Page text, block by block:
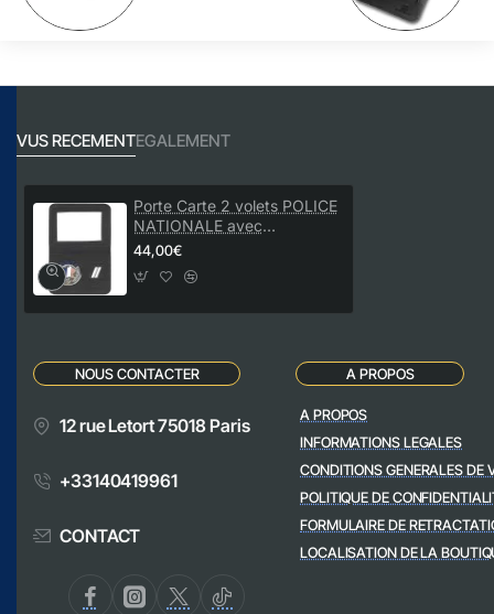
VUS RECEMENTEGALEMENT
Porte Carte 2 volets POLICE
NATIONALE avec
MEDAILLE et GRADE
44,00€
NOUS CONTACTER
12 rue Letort 75018 Paris
+33140419961
CONTACT
A PROPOS
A PROPOS
INFORMATIONS LEGALES
CONDITIONS GENERALES DE
POLITIQUE DE
FORMULAIRE DE
LOCALISATION DE LA